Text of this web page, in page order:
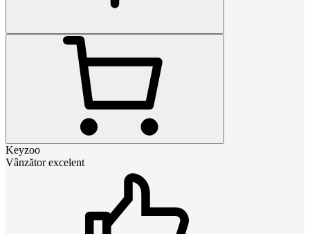
Keyzoo
Vânzător excelent